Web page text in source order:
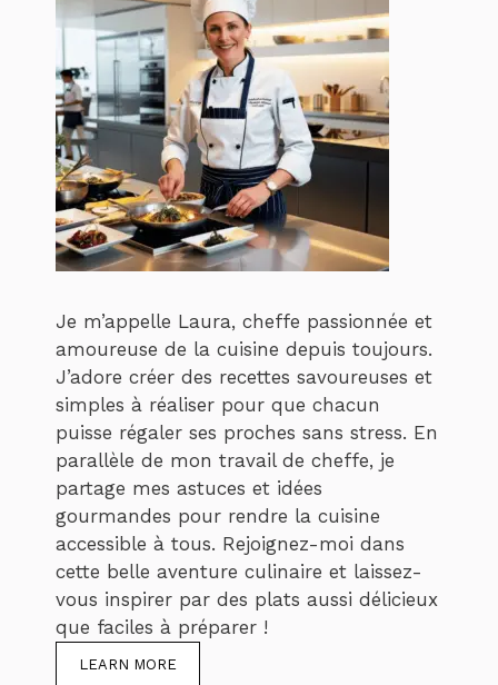
Je m’appelle Laura, cheffe passionnée et
amoureuse de la cuisine depuis toujours.
J’adore créer des recettes savoureuses et
simples à réaliser pour que chacun
puisse régaler ses proches sans stress. En
parallèle de mon travail de cheffe, je
partage mes astuces et idées
gourmandes pour rendre la cuisine
accessible à tous. Rejoignez-moi dans
cette belle aventure culinaire et laissez-
vous inspirer par des plats aussi délicieux
que faciles à préparer !
LEARN MORE